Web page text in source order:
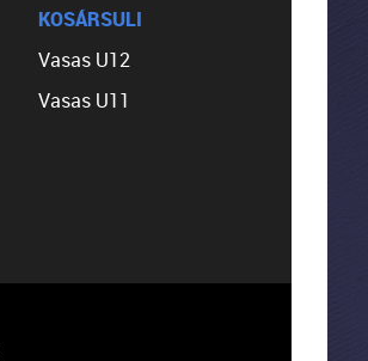
KOSÁRSULI
Vasas U12
Vasas U11